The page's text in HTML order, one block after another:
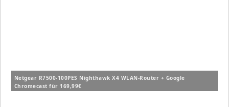
Netgear R7500-100PES Nighthawk X4 WLAN-Router + Google
Chromecast für 169,99€